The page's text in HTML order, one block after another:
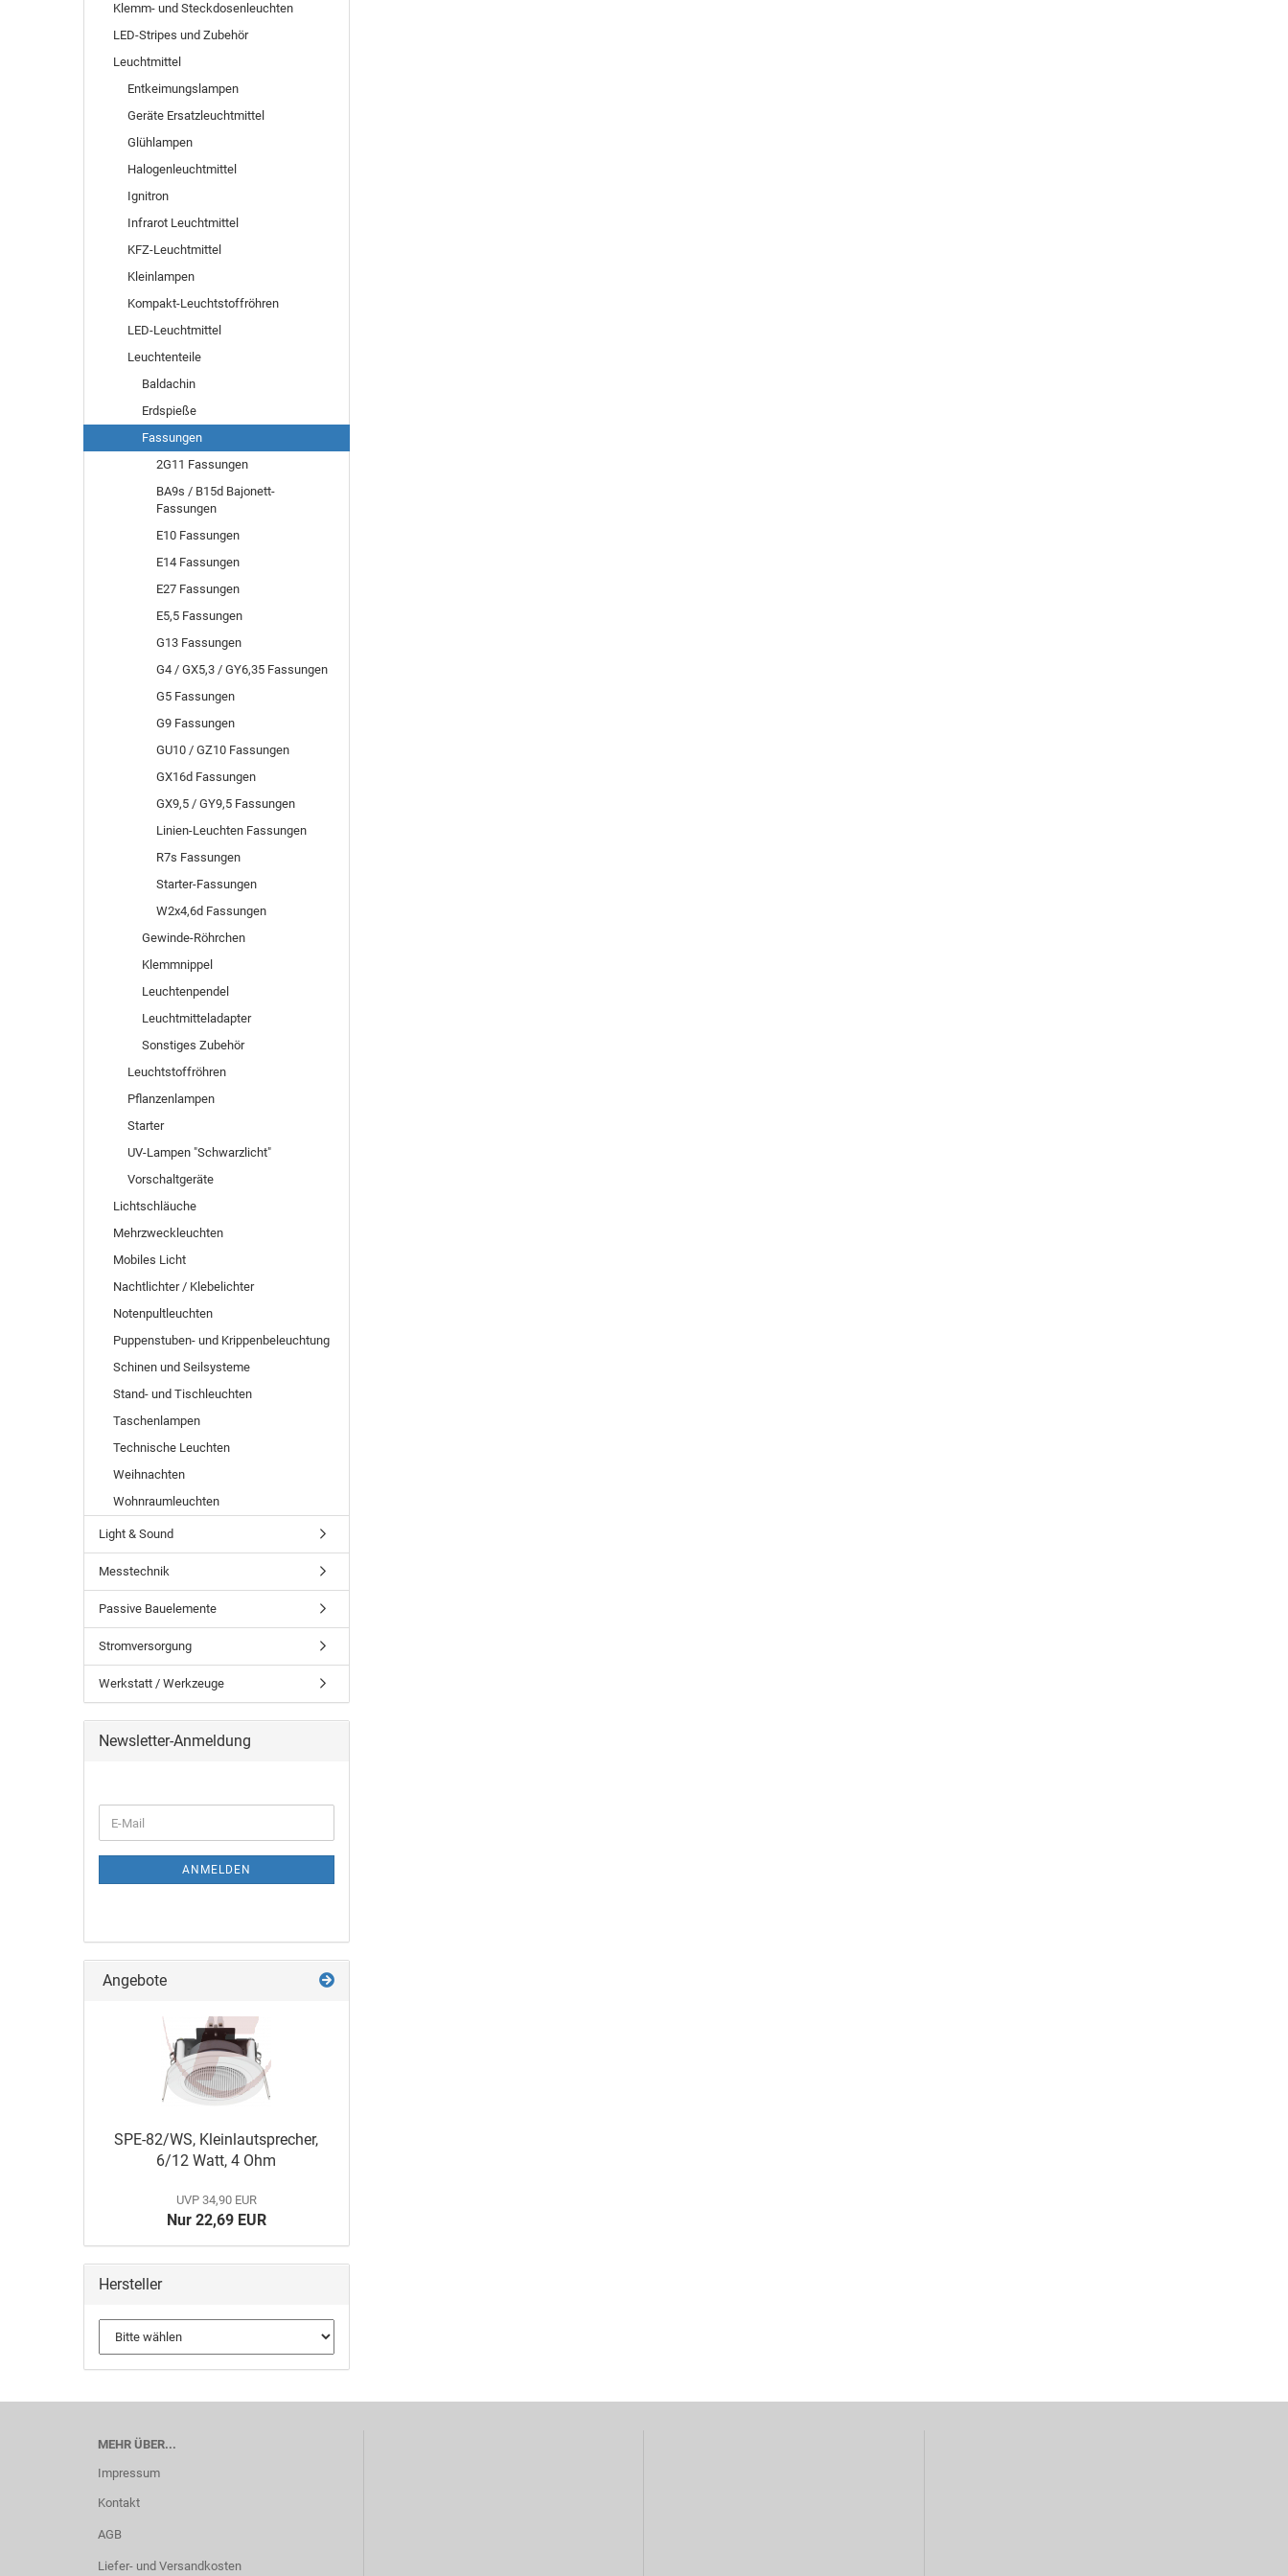
Klemm- und Steckdosenleuchten
LED-Stripes und Zubehör
Leuchtmittel
Entkeimungslampen
Geräte Ersatzleuchtmittel
Glühlampen
Halogenleuchtmittel
Ignitron
Infrarot Leuchtmittel
KFZ-Leuchtmittel
Kleinlampen
Kompakt-Leuchtstoffröhren
LED-Leuchtmittel
Leuchtenteile
Baldachin
Erdspieße
Fassungen
2G11 Fassungen
BA9s / B15d Bajonett-
Fassungen
E10 Fassungen
E14 Fassungen
E27 Fassungen
E5,5 Fassungen
G13 Fassungen
G4 / GX5,3 / GY6,35 Fassungen
G5 Fassungen
G9 Fassungen
GU10 / GZ10 Fassungen
GX16d Fassungen
GX9,5 / GY9,5 Fassungen
Linien-Leuchten Fassungen
R7s Fassungen
Starter-Fassungen
W2x4,6d Fassungen
Gewinde-Röhrchen
Klemmnippel
Leuchtenpendel
Leuchtmitteladapter
Sonstiges Zubehör
Leuchtstoffröhren
Pflanzenlampen
Starter
UV-Lampen "Schwarzlicht"
Vorschaltgeräte
Lichtschläuche
Mehrzweckleuchten
Mobiles Licht
Nachtlichter / Klebelichter
Notenpultleuchten
Puppenstuben- und Krippenbeleuchtung
Schinen und Seilsysteme
Stand- und Tischleuchten
Taschenlampen
Technische Leuchten
Weihnachten
Wohnraumleuchten
Light & Sound
Messtechnik
Passive Bauelemente
Stromversorgung
Werkstatt / Werkzeuge
Newsletter-Anmeldung
ANMELDEN
Angebote
SPE-82/WS, Kleinlautsprecher,
6/12 Watt, 4 Ohm
UVP 34,90 EUR
Nur 22,69 EUR
Hersteller
MEHR ÜBER...
Impressum
Kontakt
AGB
Liefer- und Versandkosten